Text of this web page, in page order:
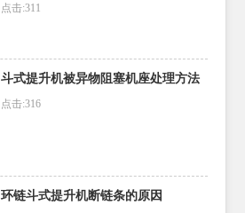
点击:311
斗式提升机被异物阻塞机座处理方法
点击:316
环链斗式提升机断链条的原因